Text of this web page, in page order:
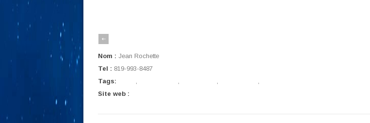
Nom : Jean Rochette
Tel : 819-993-8487
Tags:
, , , ,
Site web :